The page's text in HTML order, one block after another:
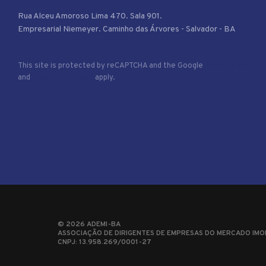
Rua Alceu Amoroso Lima 470. Sala 901.
Empresarial Niemeyer. Caminho das Árvores - Salvador - BA
This site is protected by reCAPTCHA and the Google
and
apply.
© 2026 ADEMI-BA
ASSOCIAÇÃO DE DIRIGENTES DE EMPRESAS DO MERCADO
CNPJ: 13.958.269/0001-27